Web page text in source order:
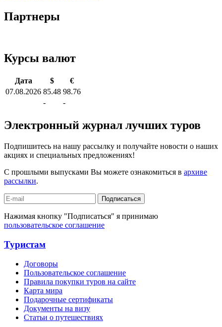
Партнеры
Курсы валют
Дата $
€
07.08.2026 85.48 98.76
-
-
Электронный журнал лучших туров
Подпишитесь на нашу рассылку и получайте новости о наших
акциях и специальных предложениях!
С прошлыми выпусками Вы можете ознакомиться в архиве
рассылки.
Подписаться
Нажимая кнопку "Подписаться" я принимаю
пользовательское соглашение
Туристам
Договоры
Пользовательское соглашение
Правила покупки туров на сайте
Карта мира
Подарочные сертификаты
Документы на визу
Статьи о путешествиях